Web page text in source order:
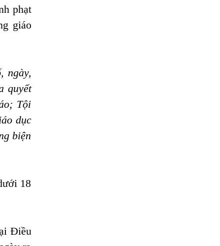
phạt
giáo
ngày,
quyết
Tội
dục
biện
18
Điều